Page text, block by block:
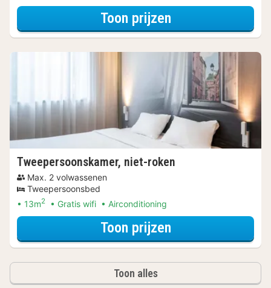
Toon prijzenvoor Beleef de
Tweepersoonskamer, niet-roken
Max. 2 volwassenen
Tweepersoonsbed
13m2 Gratis wifi Airconditioning
Toon prijzenvoor Beleef de
Toon alles